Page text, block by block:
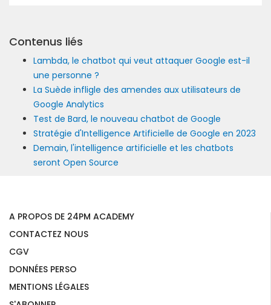
Contenus liés
Lambda, le chatbot qui veut attaquer Google est-il
une personne ?
La Suède infligle des amendes aux utilisateurs de
Google Analytics
Test de Bard, le nouveau chatbot de Google
Stratégie d'Intelligence Artificielle de Google en 2023
Demain, l'intelligence artificielle et les chatbots
seront Open Source
A PROPOS DE 24PM ACADEMY
CONTACTEZ NOUS
CGV
DONNÉES PERSO
MENTIONS LÉGALES